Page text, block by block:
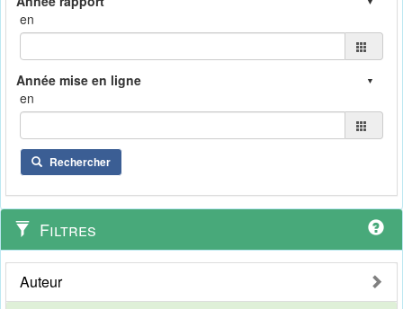
en
en
Rechercher
Filtres
Auteur